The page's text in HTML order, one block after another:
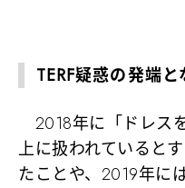
TERF疑惑の発端
2018年に「ドレス
上に扱われていると
たことや、2019年に